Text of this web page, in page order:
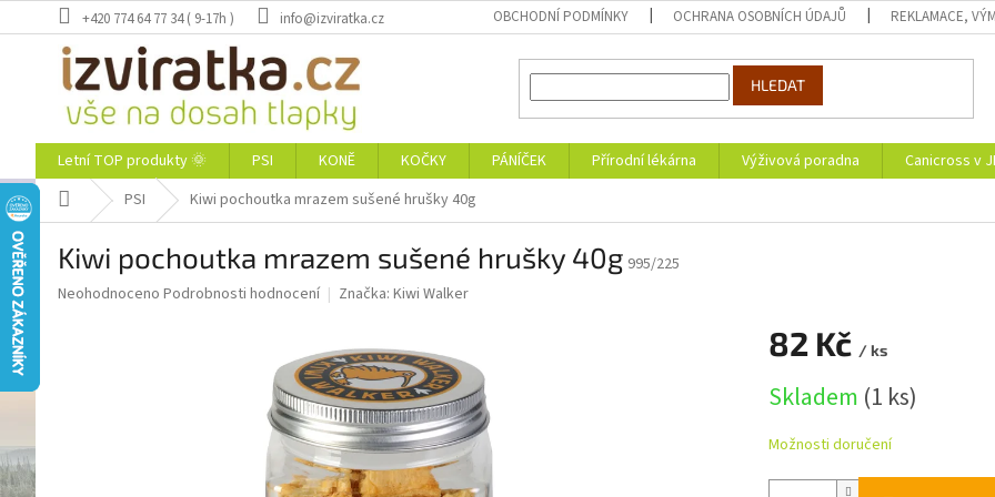
na
+420 774 64 77 34 ( 9-17h ) info@izviratka.cz OBCHODNÍ PODMÍNKY OCHRANA OSOBNÍCH ÚDAJŮ REKLAMACE,
HLEDAT
Letní TOP produkty 🌞 PSI KONĚ KOČKY PÁNÍČEK Přírodní lékárna Výživová poradna Canicross v
Domů PSI Kiwi pochoutka mrazem sušené hrušky 40g
Kiwi pochoutka mrazem sušené hrušky 40g 995/225
Průměrné
Neohodnoceno Podrobnosti hodnocení Značka: Kiwi Walker
82 Kč / ks
cena:
Skladem (1 ks)
Možnosti doručení